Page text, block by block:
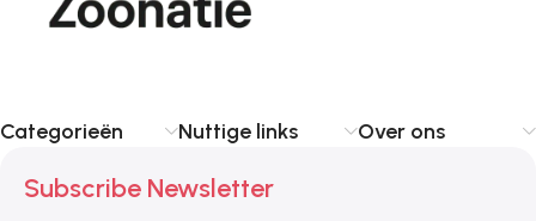
Categorieën Nuttige links Over ons
Subscribe Newsletter